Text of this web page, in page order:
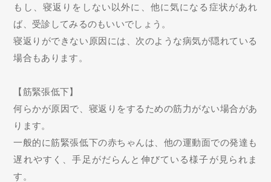
もし、寝返りをしない以外に、他に気になる症状があれ
ば、受診してみるのもいいでしょう。
寝返りができない原因には、次のような病気が隠れている
場合もあります。
【筋緊張低下】
何らかが原因で、寝返りをするための筋力がない場合があ
ります。
一般的に筋緊張低下の赤ちゃんは、他の運動面での発達も
遅れやすく、手足がだらんと伸びている様子が見られま
す。